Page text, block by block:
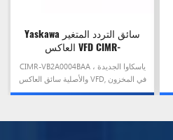
Yaskawa سائق التردد المتغير
العاكس VFD CIMR-
VB2A0004BAA
CIMR-VB2A0004BAA ، ياسكاوا الجديدة
والأصلية سائق العاكس VFD, في المخزون
وعلى استعداد للسفينة!